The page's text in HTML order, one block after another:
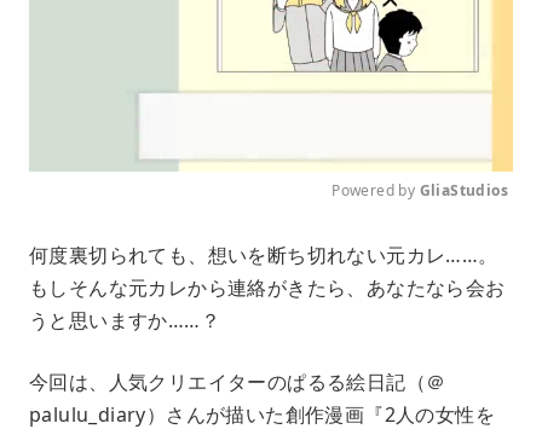
u
t
Powered by GliaStudios
何度裏切られても、想いを断ち切れない元カレ……。
もしそんな元カレから連絡がきたら、あなたなら会お
うと思いますか……？
今回は、人気クリエイターのぱるる絵日記（＠
palulu_diary）さんが描いた創作漫画『2人の女性を